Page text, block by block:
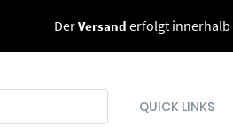
DerVersand erfolgt innerhalb
QUICK LINKS